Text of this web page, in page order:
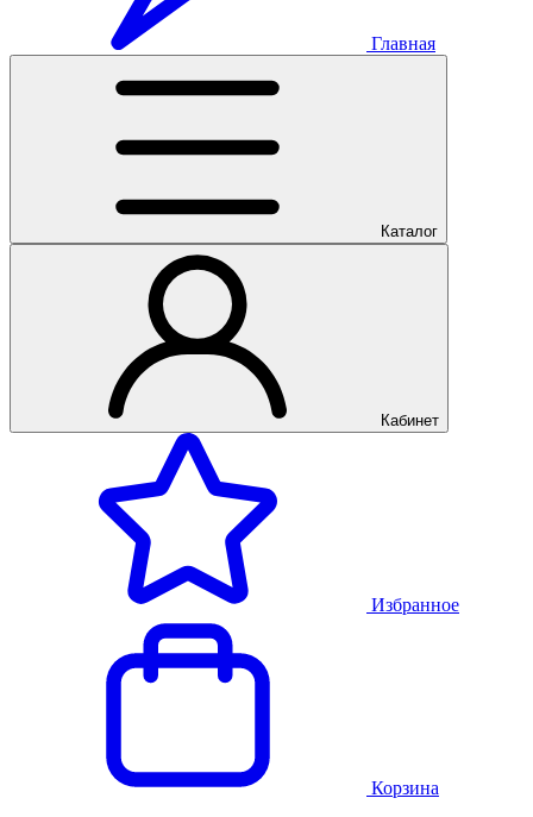
Главная
Каталог
Кабинет
Избранное
Корзина